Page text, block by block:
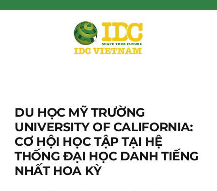
to
DU HỌC MỸ TRƯỜNG
UNIVERSITY OF CALIFORNIA:
CƠ HỘI HỌC TẬP TẠI HỆ
THỐNG ĐẠI HỌC DANH TIẾNG
NHẤT HOA KỲ